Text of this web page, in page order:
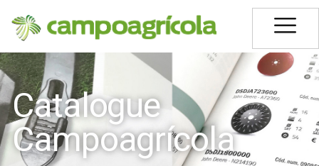
Catalogue
Campoagrícola